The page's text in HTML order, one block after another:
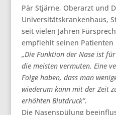
Pär Stjärne, Oberarzt und
Universitätskrankenhaus,
seit vielen Jahren
empfiehlt seinen Patienten
„Die Funktion der Nase ist
die meisten vermuten. Eine
Folge haben, dass man
wiederum kann mit der Zeit
erhöhten Blutdruck”.
Die Nasenspülung